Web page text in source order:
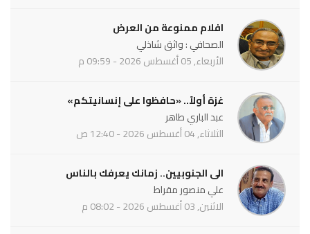
افلام ممنوعة من العرض
الصحافي : واثق شاذلي
الأربعاء, 05 أغسطس 2026 - 09:59 م
غزة أولاً.. «حافظوا على إنسانيتكم»
عبد الباري طاهر
الثلاثاء, 04 أغسطس 2026 - 12:40 ص
الى الجنوبيين.. زمانك يعرفك بالناس
علي منصور مقراط
الاثنين, 03 أغسطس 2026 - 08:02 م